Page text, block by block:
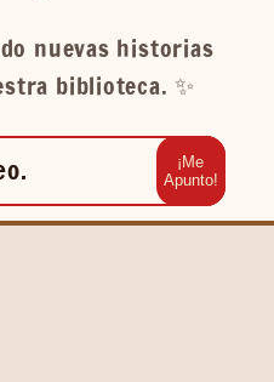
nuevas historias
biblioteca. ✨️
¡Me
Apunto!